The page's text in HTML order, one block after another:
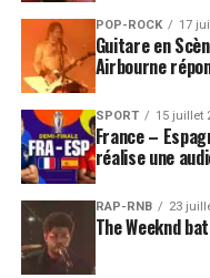
« Changing The Music
décisions de
Beatles ont été prises.
« Music In The
son du spectacle «
« Making Love » (10
« LOVE » à travers
techniques du
l’utilisation des voix
costumes, les
POP-ROCK 17
Guitare en
Airbourne
SPORT 15 juillet
France –
réalise une
RAP-RNB 23
The Weeknd